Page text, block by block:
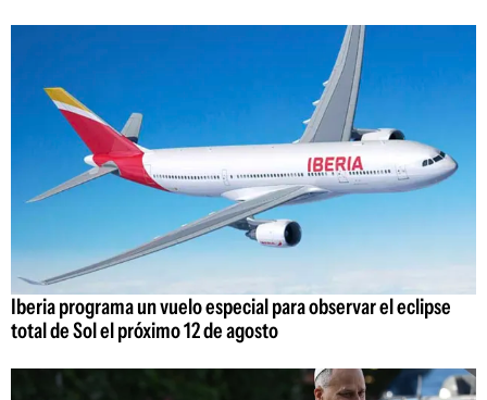
Iberia programa un vuelo especial para observar el eclipse
total de Sol el próximo 12 de agosto